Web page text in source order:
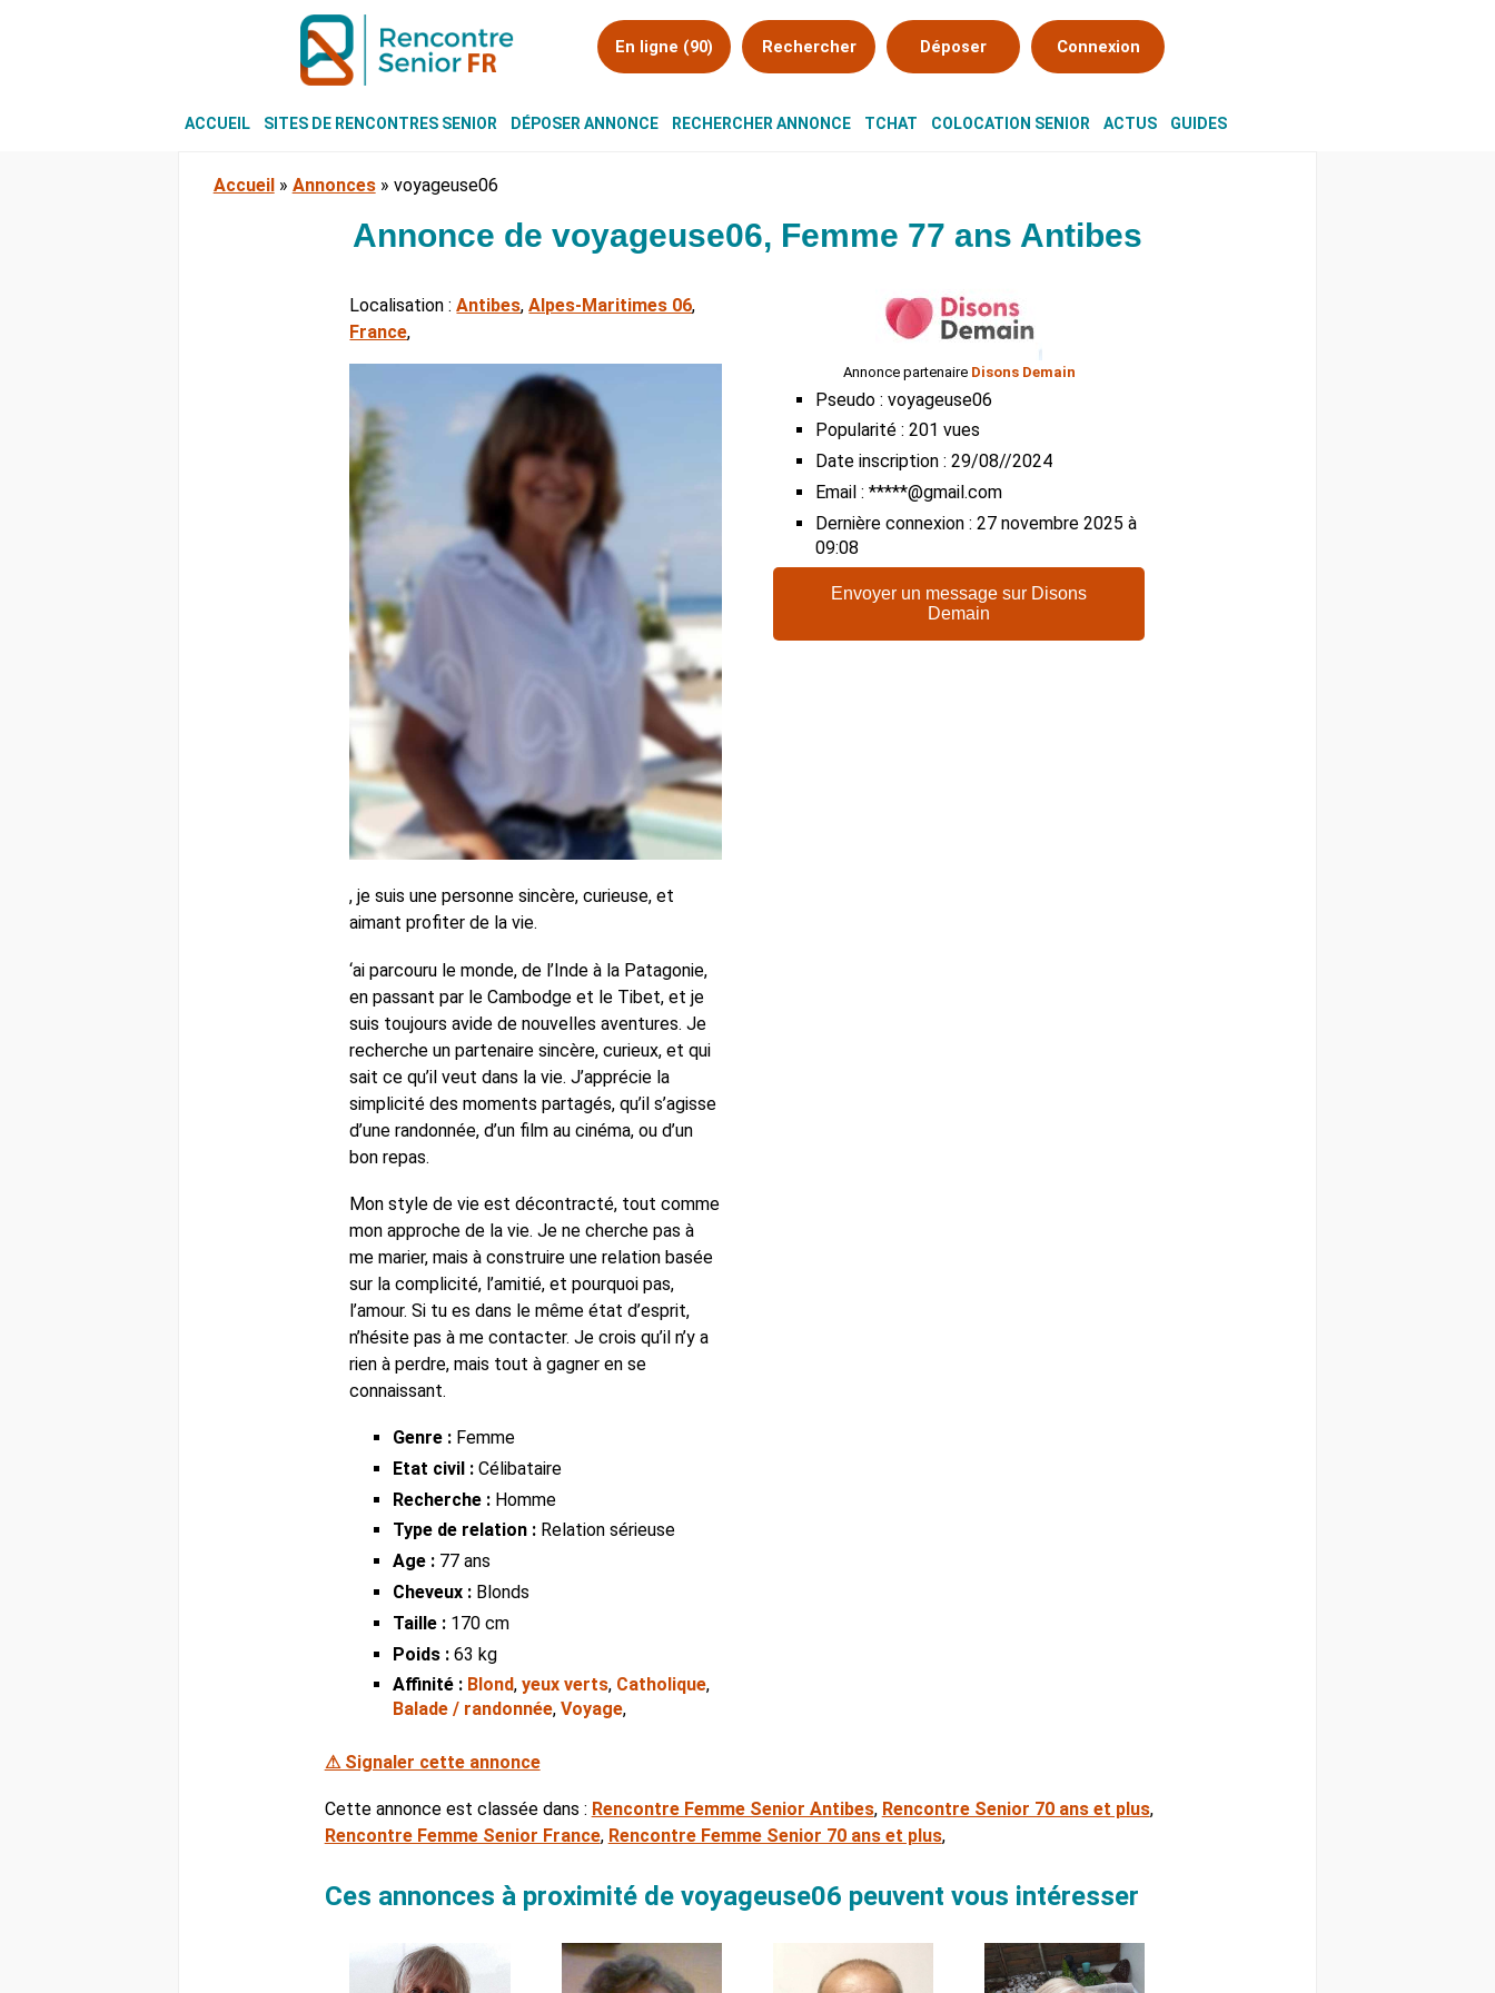
En ligne (90) Rechercher Déposer Connexion
ACCUEIL SITES DE RENCONTRES SENIOR DÉPOSER ANNONCE RECHERCHER ANNONCE TCHAT COLOCATION SENIOR ACTUS GUIDES
Accueil » Annonces» voyageuse06
Annonce de voyageuse06, Femme 77 ans Antibes
Localisation :Antibes,Alpes-Maritimes 06,
France,
, je suis une personne sincère, curieuse, et
aimant profiter de la vie.
‘ai parcouru le monde, de l’Inde à la Patagonie,
en passant par le Cambodge et le Tibet, et je
suis toujours avide de nouvelles aventures. Je
recherche un partenaire sincère, curieux, et qui
sait ce qu’il veut dans la vie. J’apprécie la
simplicité des moments partagés, qu’il s’agisse
d’une randonnée, d’un film au cinéma, ou d’un
bon repas.
Mon style de vie est décontracté, tout comme
mon approche de la vie. Je ne cherche pas à
me marier, mais à construire une relation basée
sur la complicité, l’amitié, et pourquoi pas,
l’amour. Si tu es dans le même état d’esprit,
n’hésite pas à me contacter. Je crois qu’il n’y a
rien à perdre, mais tout à gagner en se
connaissant.
Genre : Femme
Etat civil : Célibataire
Recherche : Homme
Type de relation : Relation sérieuse
Age : 77 ans
Cheveux : Blonds
Taille : 170 cm
Poids : 63 kg
Affinité : Blond,yeux verts, Catholique,
Balade / randonnée,Voyage,
Annonce partenaire Disons Demain
Pseudo : voyageuse06
Popularité : 201 vues
Date inscription : 29/08//2024
Email : *****@gmail.com
Dernière connexion : 27 novembre 2025 à
09:08
Envoyer un message sur Disons
Demain
⚠ Signaler cette annonce
Cette annonce est classée dans : Rencontre Femme Senior Antibes, Rencontre Senior 70 ans et plus,
Rencontre Femme Senior France, Rencontre Femme Senior 70 ans et plus,
Ces annonces à proximité de voyageuse06 peuvent vous intéresser